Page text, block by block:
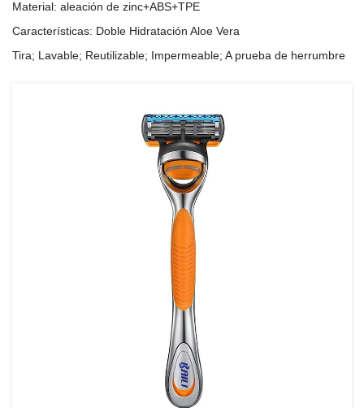
Material: aleación de zinc+ABS+TPE
Características: Doble Hidratación Aloe Vera
Tira; Lavable; Reutilizable; Impermeable; A prueba de herrumbre